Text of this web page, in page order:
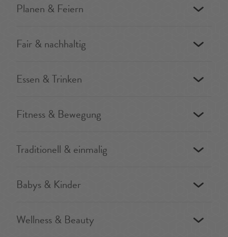
Planen & Feiern
Fair & nachhaltig
Essen & Trinken
Fitness & Bewegung
Traditionell & einmalig
Babys & Kinder
Wellness & Beauty